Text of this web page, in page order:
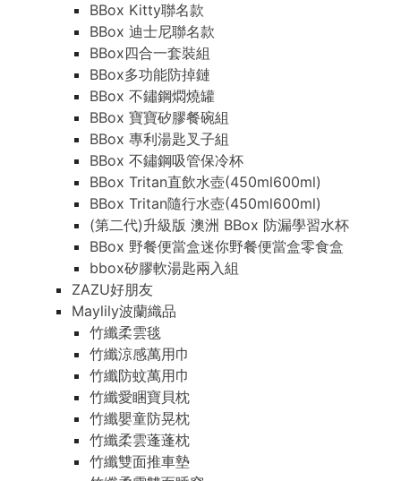
BBox Kitty聯名款
BBox 迪士尼聯名款
BBox四合一套裝組
BBox多功能防掉鏈
BBox 不鏽鋼燜燒罐
BBox 寶寶矽膠餐碗組
BBox 專利湯匙叉子組
BBox 不鏽鋼吸管保冷杯
BBox Tritan直飲水壺(450ml600ml)
BBox Tritan隨行水壺(450ml600ml)
(第二代)升級版 澳洲 BBox 防漏學習水杯
BBox 野餐便當盒迷你野餐便當盒零食盒
bbox矽膠軟湯匙兩入組
ZAZU好朋友
Maylily波蘭織品
竹纖柔雲毯
竹纖涼感萬用巾
竹纖防蚊萬用巾
竹纖愛睏寶貝枕
竹纖嬰童防晃枕
竹纖柔雲蓬蓬枕
竹纖雙面推車墊